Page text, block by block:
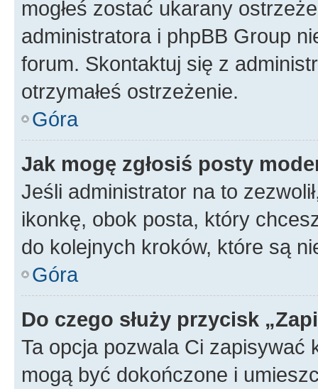
mogłeś zostać ukarany
administratora i phpBB Group
forum. Skontaktuj się z
otrzymałeś ostrzeżenie.
Góra
Jak mogę zgłosiś posty
Jeśli administrator na to
ikonkę, obok posta, który
do kolejnych kroków, które są
Góra
Do czego służy przycisk
Ta opcja pozwala Ci zapisywać
mogą być dokończone i